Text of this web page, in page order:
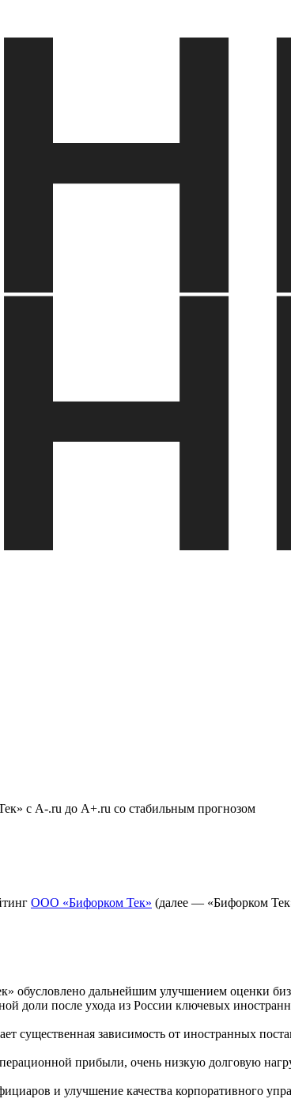
с A-.ru до A+.ru со стабильным прогнозом
ООО «Бифорком Тек» (далее — «Бифорком
обусловлено дальнейшим улучшением оценки
доли после ухода из России ключевых
существенная зависимость от иностранных
прибыли, очень низкую долговую
и улучшение качества корпоративного